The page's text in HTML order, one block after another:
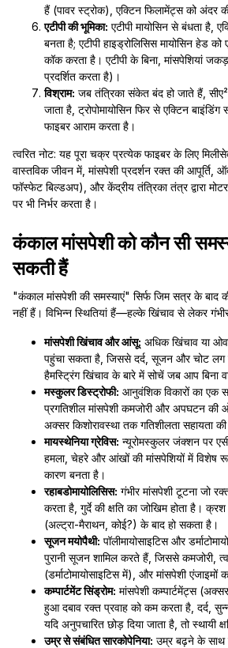
हैं (पावर स्ट्रोक), एक्टिन फिलामेंट्स को अंदर
एटीपी की भूमिका: एटीपी मायोसिन से बंधता है,
बनता है; एटीपी हाइड्रोलिसिस मायोसिन हेड
कॉक करता है। एटीपी के बिना, मांसपेशियां जकड़
प्रदर्शित करता है)।
विश्राम: जब तंत्रिका संकेत बंद हो जाते हैं,
जाता है, ट्रोपोमायोसिन फिर से एक्टिन
फाइबर आराम करता है।
त्वरित नोट: यह पूरा चक्र प्रत्येक फाइबर के लिए
वास्तविक जीवन में, मांसपेशी प्रदर्शन रक्त की आपूर्ति,
फॉस्फेट बिल्डअप), और केंद्रीय तंत्रिका तंत्र द्वारा
पर भी निर्भर करता है।
कंकाल मांसपेशी को कौन सी
सकती हैं
"कंकाल मांसपेशी की समस्याएं" सिर्फ जिम सत्र के बाद
नहीं हैं। विभिन्न स्थितियां हैं—हल्के खिंचाव से लेकर गंभीर
मांसपेशी खिंचाव और आंसू: अधिक खिंचाव या
पहुंचा सकता है, जिससे दर्द, सूजन और चोट
हैमस्ट्रिंग खिंचाव के बारे में सोचें जब आप बिना
मस्कुलर डिस्ट्रोफी: आनुवंशिक विकारों का
प्रगतिशील मांसपेशी कमजोरी और अपघटन की
अक्सर किशोरावस्था तक गतिशीलता सहायता
मायस्थेनिया ग्रेविस: न्यूरोमस्कुलर जंक्शन पर
हमला, चेहरे और आंखों की मांसपेशियों में विशेष
कारण बनता है।
रहाबडोमायोलिसिस: गंभीर मांसपेशी टूटना जो
करता है, गुर्दे की क्षति का जोखिम होता है।
(अल्ट्रा-मैराथन, कोई?) के बाद हो सकता है।
सूजन मयोपैथी: पॉलीमायोसाइटिस और
पुरानी सूजन शामिल करते हैं, जिससे कमजोरी,
(डर्माटोमायोसाइटिस में), और मांसपेशी एंजाइमों
कम्पार्टमेंट सिंड्रोम: मांसपेशी कम्पार्टमेंट्स
हुआ दबाव रक्त प्रवाह को कम करता है, दर्द,
यदि अनुपचारित छोड़ दिया जाता है, तो स्थायी
उम्र से संबंधित सारकोपेनिया: उम्र बढ़ने के साथ